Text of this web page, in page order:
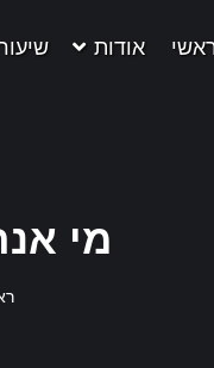
אודות
מי